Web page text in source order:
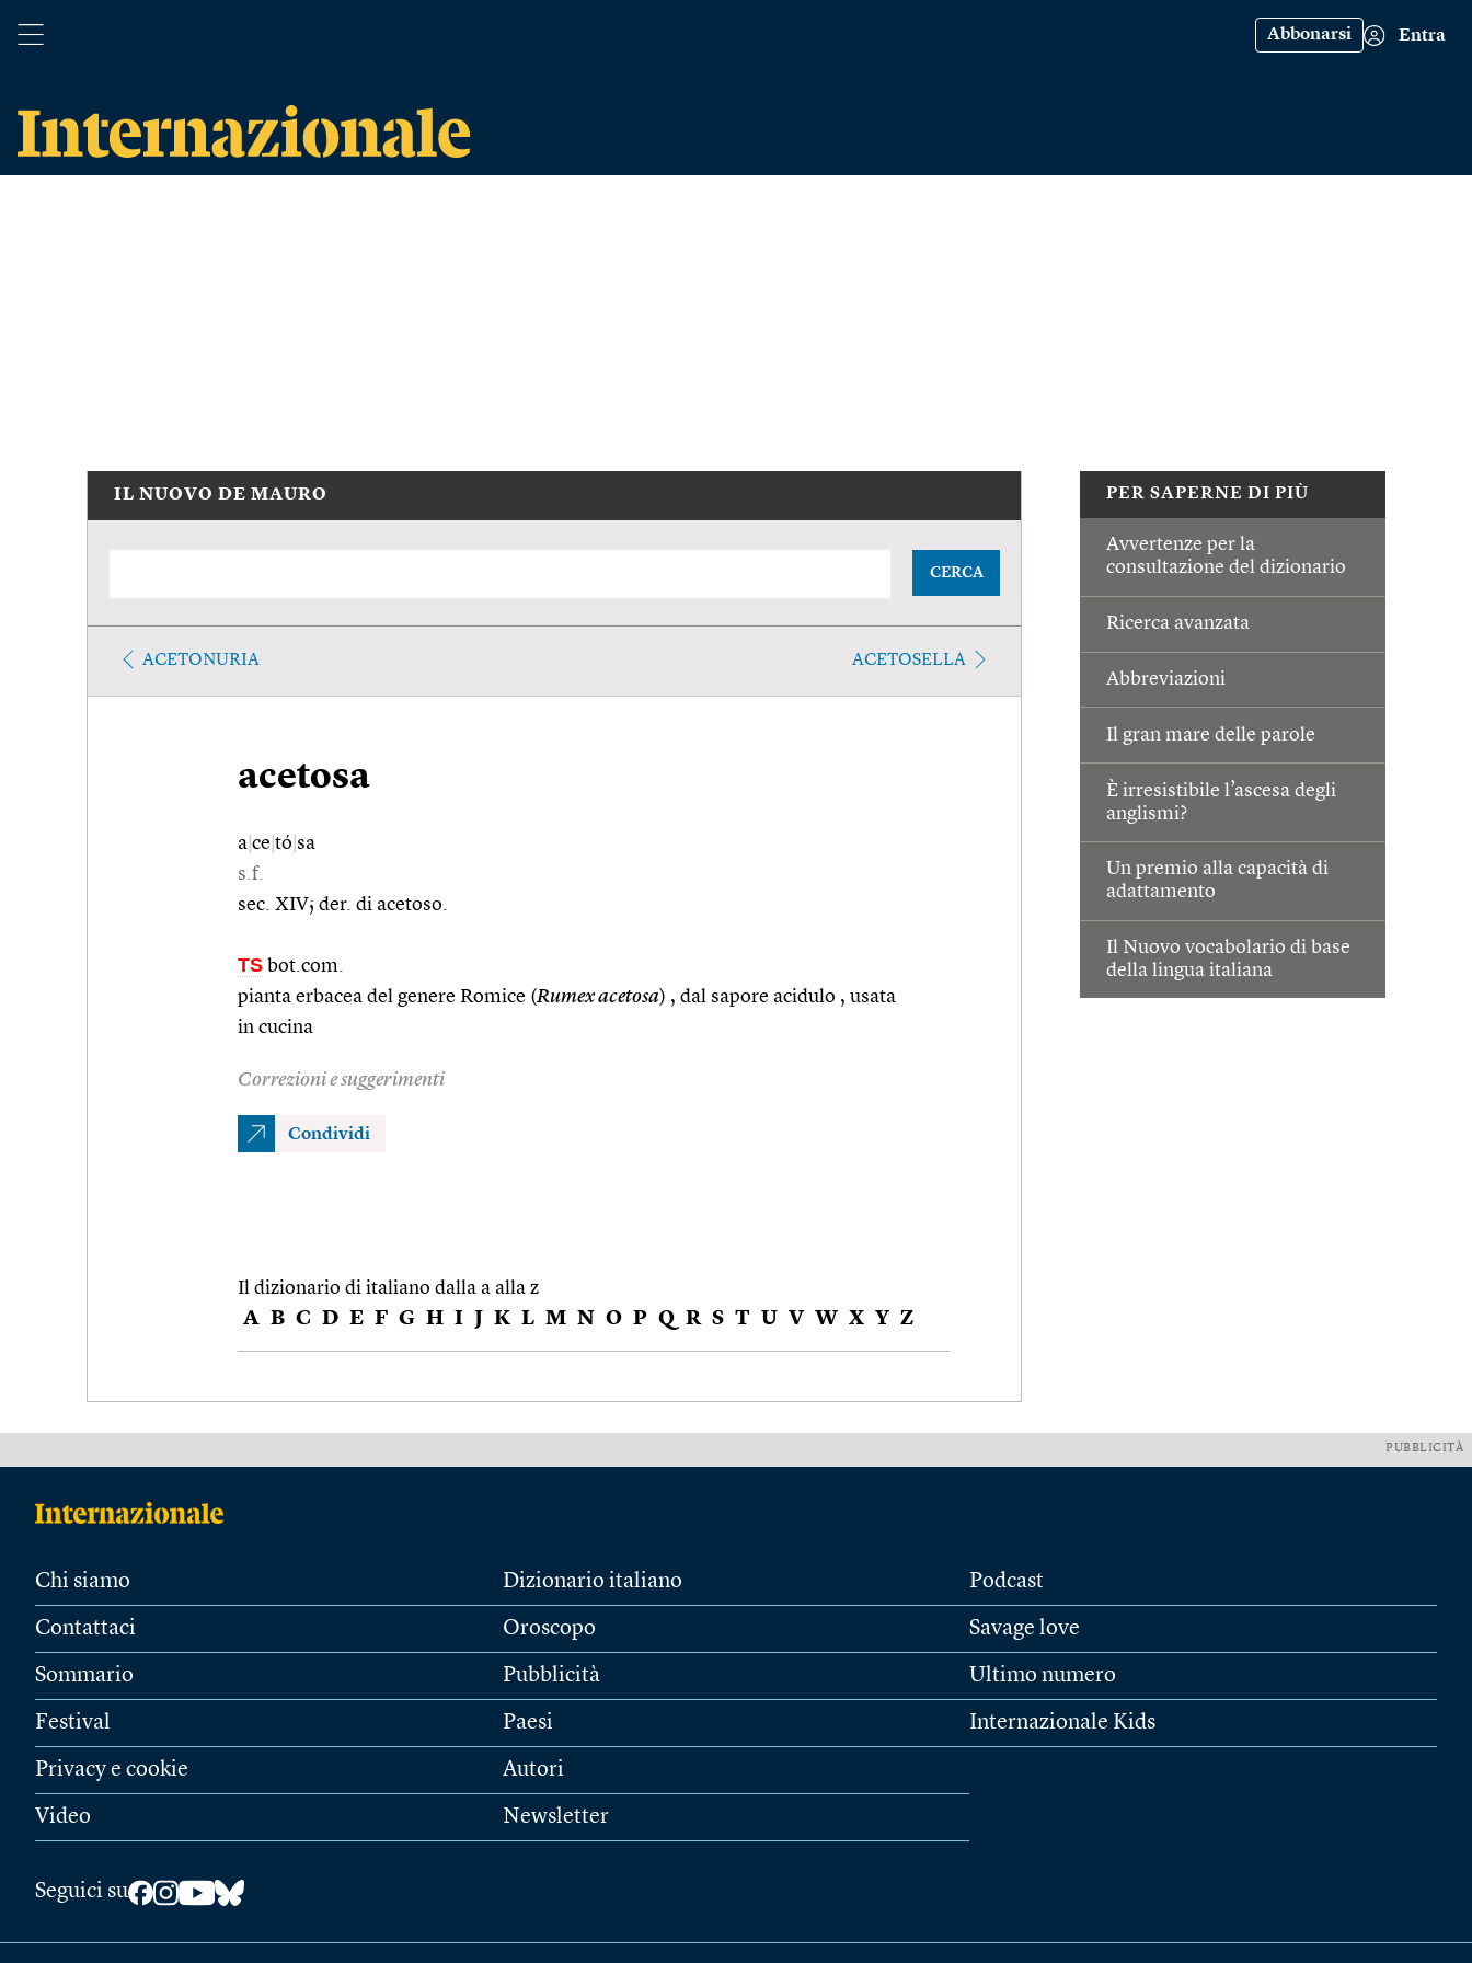
Abbonarsi Entra
PER SAPERNE DI PIÙ
Avvertenze per la
consultazione del dizionario
Ricerca avanzata
Abbreviazioni
Il gran mare delle parole
È irresistibile l’ascesa degli
anglismi?
Un premio alla capacità di
adattamento
Il Nuovo vocabolario di base
della lingua italiana
IL NUOVO DE MAURO
CERCA
ACETONURIA ACETOSELLA
acetosa
a ce tó sa
s.f.
sec. XIV; der. di acetoso.
TS bot.com.
pianta erbacea del genere Romice (Rumex acetosa) , dal sapore acidulo , usata
in cucina
Correzioni e suggerimenti
Condividi
Il dizionario di italiano dalla a alla z
A B C D E F G H I J K L M N O P Q R S T U V W X Y Z
PUBBLICITÀ
Chi siamo
Contattaci
Sommario
Festival
Privacy e cookie
Video
Dizionario italiano
Oroscopo
Pubblicità
Paesi
Autori
Newsletter
Podcast
Savage love
Ultimo numero
Internazionale Kids
Seguici su